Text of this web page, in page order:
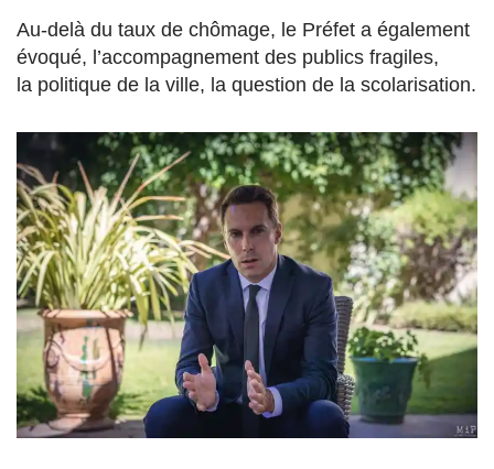
Au-delà du taux de chômage, le Préfet a également
évoqué, l’accompagnement des publics fragiles,
la politique de la ville, la question de la scolarisation.